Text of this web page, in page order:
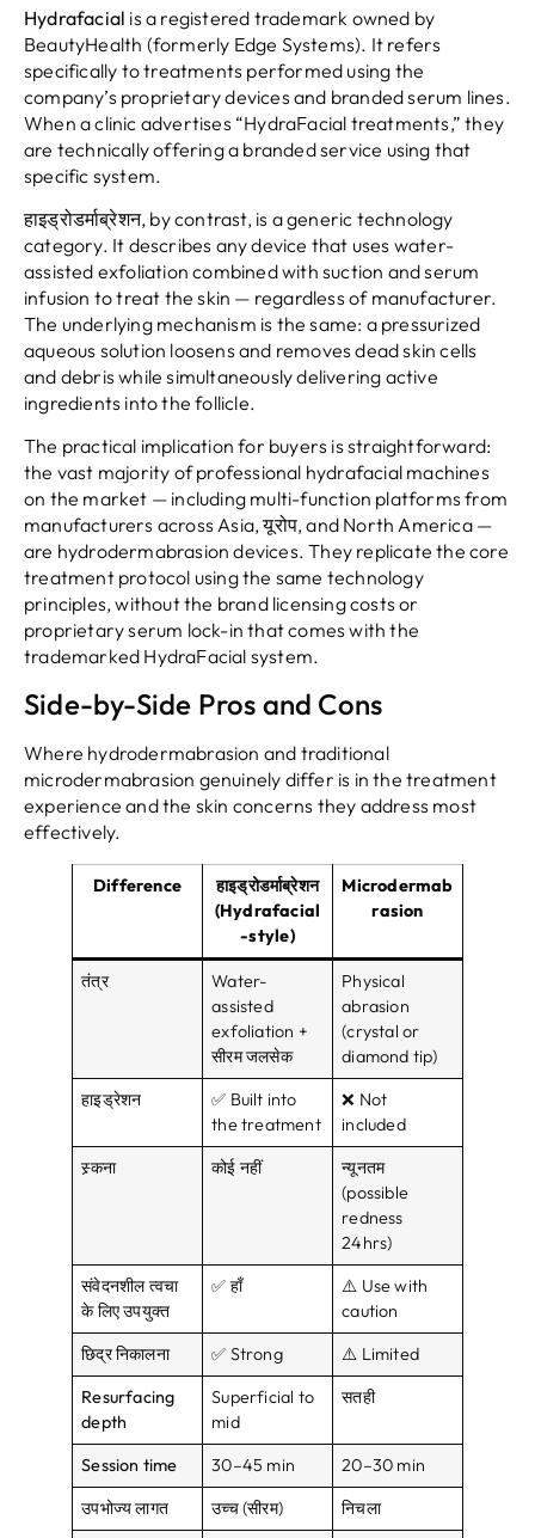
Hydrafacial is a registered trademark owned by
BeautyHealth (formerly Edge Systems). It refers
specifically to treatments performed using the
company’s proprietary devices and branded serum lines.
When a clinic advertises “HydraFacial treatments,”they
are technically offering a branded service using that
specific system.
हाइड्रोडर्माब्रेशन, by contrast, is a generic technology
category. It describes any device that uses water-
assisted exfoliation combined with suction and serum
infusion to treat the skin — regardless of manufacturer.
The underlying mechanism is the same: a pressurized
aqueous solution loosens and removes dead skin cells
and debris while simultaneously delivering active
ingredients into the follicle.
The practical implication for buyers is straightforward:
the vast majority of professional hydrafacial machines
on the market — including multi-function platforms from
manufacturers across Asia, यूरोप,and North America —
are hydrodermabrasion devices.They replicate the core
treatment protocol using the same technology
principles,without the brand licensing costs or
proprietary serum lock-in that comes with the
trademarked HydraFacial system.
Side-by-Side Pros and Cons
Where hydrodermabrasion and traditional
microdermabrasion genuinely differ is in the treatment
experience and the skin concerns they address most
effectively.
Difference
हाइड्रोडर्माब्रेशन
(Hydrafacial
-style)
Microdermab
rasion
तंत्र
Water-
assisted
exfoliation +
सीरम जलसेक
Physical
abrasion
(crystal or
diamond tip)
हाइड्रेशन
✅ Built into
the treatment
❌ Not
included
स्र्कना
कोई नहीं
न्यूनतम
(possible
redness
24hrs)
संवेदनशील त्वचा
के लिए उपयुक्त
✅ हाँ
⚠️ Use with
caution
छिद्र निकालना
✅ Strong
⚠️ Limited
Resurfacing
depth
Superficial to
mid
सतही
Session time 30–45 min 20–30 min
उपभोज्य लागत
उच्च (सीरम)
निचला